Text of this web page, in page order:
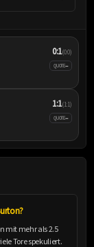
0:1(0:0)
QUOTE–
1:1(1:1)
QUOTE–
mit mehr als 2.5
Tore spekuliert.